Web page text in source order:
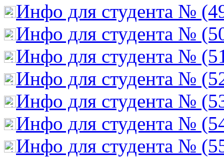
Инфо для студента №
Инфо для студента №
Инфо для студента №
Инфо для студента №
Инфо для студента №
Инфо для студента №
Инфо для студента №